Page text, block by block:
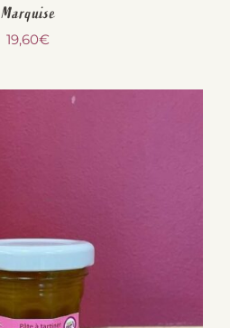
Marquise
19,60€